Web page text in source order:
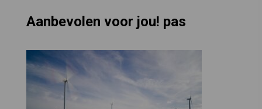
Aanbevolen voor jou! pas